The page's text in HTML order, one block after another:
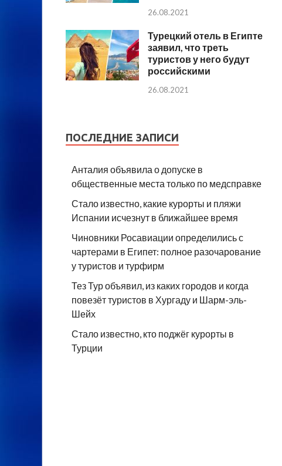
26.08.2021
Турецкий отель в Египте
заявил, что треть
туристов у него будут
российскими
26.08.2021
ПОСЛЕДНИЕ ЗАПИСИ
Анталия объявила о допуске в
общественные места только по медсправке
Стало известно, какие курорты и пляжи
Испании исчезнут в ближайшее время
Чиновники Росавиации определились с
чартерами в Египет: полное разочарование
у туристов и турфирм
Тез Тур объявил, из каких городов и когда
повезёт туристов в Хургаду и Шарм-эль-
Шейх
Стало известно, кто поджёг курорты в
Турции